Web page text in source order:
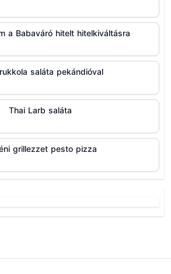
a Babaváró hitelt hitelkiváltásra
saláta pekándióval
Thai Larb saláta
grillezzet pesto pizza